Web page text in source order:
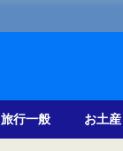
旅行一般 お土